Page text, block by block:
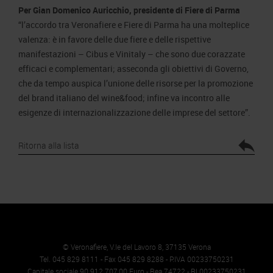
Per Gian Domenico Auricchio, presidente di Fiere di Parma
“l’accordo tra Veronafiere e Fiere di Parma ha una molteplice
valenza: è in favore delle due fiere e delle rispettive
manifestazioni – Cibus e Vinitaly – che sono due corazzate
efficaci e complementari; asseconda gli obiettivi di Governo,
che da tempo auspica l’unione delle risorse per la promozione
del brand italiano del wine&food; infine va incontro alle
esigenze di internazionalizzazione delle imprese del settore”.
Ritorna alla lista
© Veronafiere, V.le del Lavoro 8, 37135 Verona
Tel. 045 829 8111 - Fax 045 829 8288 - P.IVA 00233750231